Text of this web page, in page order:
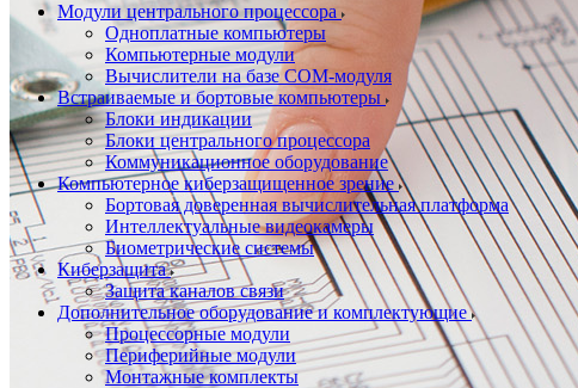
Модули центрального процессора
Одноплатные компьютеры
Компьютерные модули
Вычислители на базе COM-модуля
Встраиваемые и бортовые компьютеры
Блоки индикации
Блоки центрального процессора
Коммуникационное оборудование
Компьютерное киберзащищенное зрение
Бортовая доверенная вычислительная платформа
Интеллектуальные видеокамеры
Биометрические системы
Киберзащита
Защита каналов связи
Дополнительное оборудование и комплектующие
Процессорные модули
Периферийные модули
Монтажные комплекты